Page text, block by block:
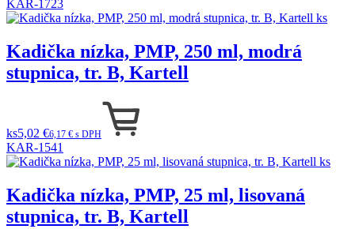
KAR-1723
Kadička nízka, PMP, 250 ml, modrá
stupnica, tr. B, Kartell
ks5,02 €6,17 € s DPH
KAR-1541
Kadička nízka, PMP, 25 ml, lisovaná
stupnica, tr. B, Kartell